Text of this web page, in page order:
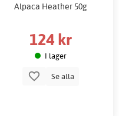
Alpaca Heather 50g
124 kr
I lager
Se alla